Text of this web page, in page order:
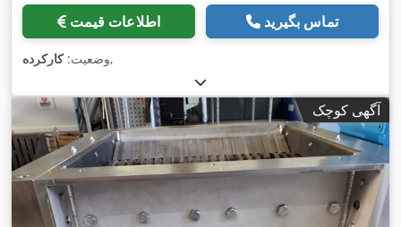
اطلاعات قیمت تماس بگیرید
وضعیت:کارکرده ,
آگهی کوچک